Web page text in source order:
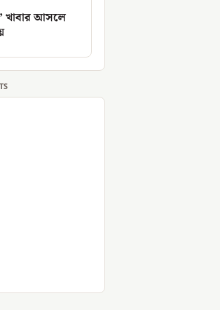
খাবার আসলে